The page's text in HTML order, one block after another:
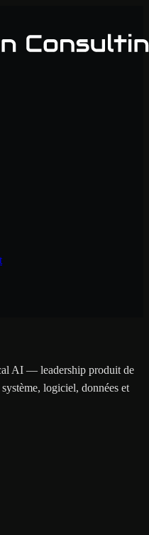
AI — leadership produit de
logiciel, données et